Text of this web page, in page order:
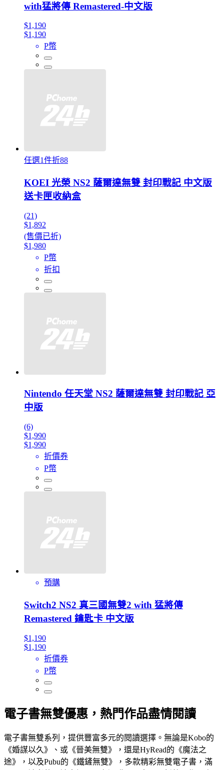
with猛將傳 Remastered-中文版
$1,190
$1,190
P幣
任選1件折88
KOEI 光榮 NS2 薩爾達無雙 封印戰記 中文版
送卡匣收納盒
(21)
$1,892
(售價已折)
$1,980
P幣
折扣
Nintendo 任天堂 NS2 薩爾達無雙 封印戰記 亞
中版
(6)
$1,990
$1,990
折價券
P幣
預購
Switch2 NS2 真三國無雙2 with 猛將傳
Remastered 鑰匙卡 中文版
$1,190
$1,190
折價券
P幣
電子書無雙優惠，熱門作品盡情閱讀
電子書無雙系列，提供豐富多元的閱讀選擇。無論是Kobo的
《婚謀以久》、或《晉美無雙》，還是HyRead的《魔法之
途》，以及Pubu的《鐵鏟無雙》，多款精彩無雙電子書，滿